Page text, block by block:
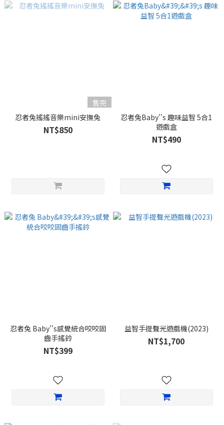
售完
忍者兔搖搖音樂mini安撫兔
NT$850
忍者兔Baby''s 趣味益智 5合1
遊戲盒
NT$490
忍者兔 Baby''s感覺統合咬咬固
齒手搖鈴
NT$399
益智手提聲光遊戲機(2023)
NT$1,700